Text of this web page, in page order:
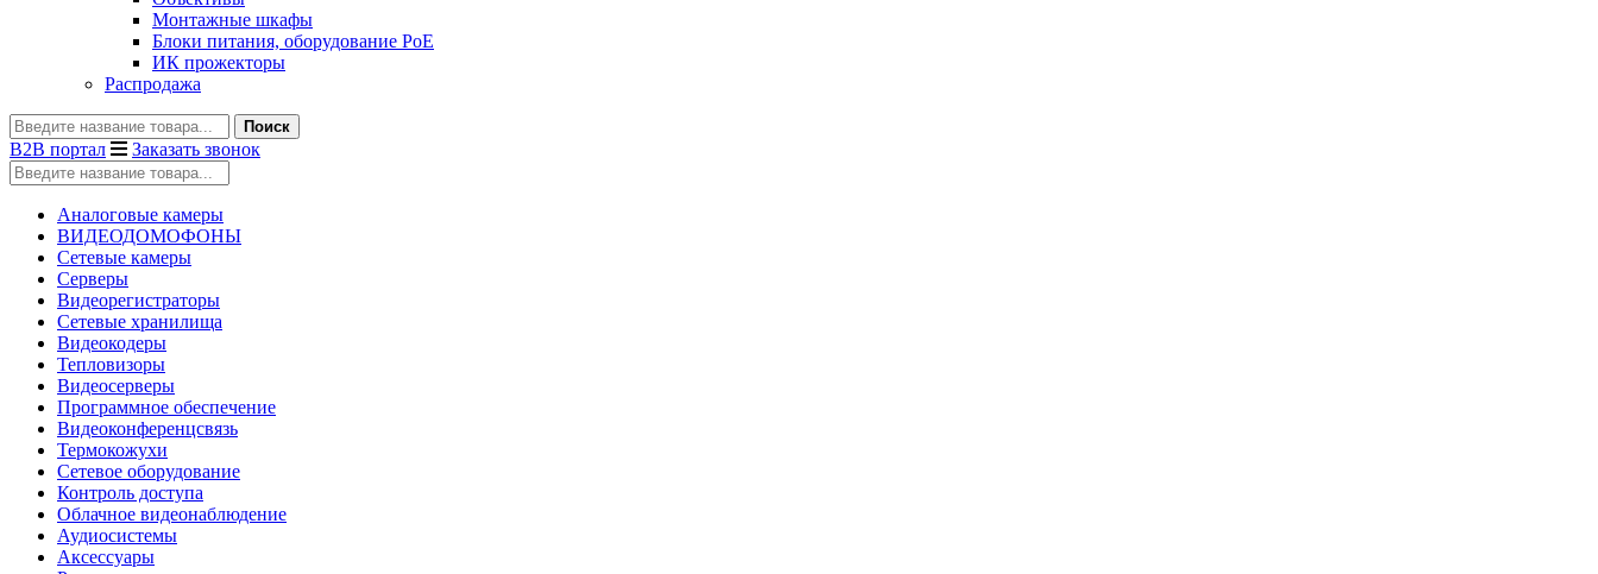
Монтажные шкафы
Блоки питания, оборудование PoE
ИК прожекторы
Распродажа
Поиск
B2B портал Заказать звонок
Аналоговые камеры
ВИДЕОДОМОФОНЫ
Сетевые камеры
Серверы
Видеорегистраторы
Сетевые хранилища
Видеокодеры
Тепловизоры
Видеосерверы
Программное обеспечение
Видеоконференцсвязь
Термокожухи
Сетевое оборудование
Контроль доступа
Облачное видеонаблюдение
Аудиосистемы
Аксессуары